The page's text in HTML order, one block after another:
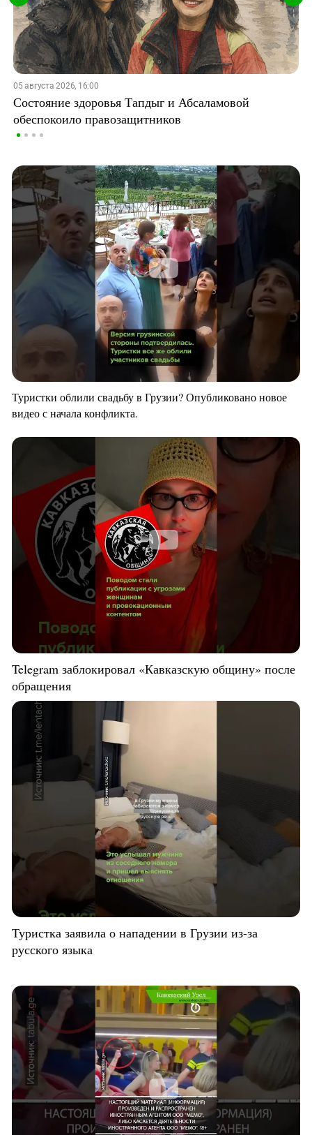
05 августа 2026, 16:00
Состояние здоровья Тапдыг и Абсаламовой
обеспокоило правозащитников
Туристки облили свадьбу в Грузии? Опубликовано новое
видео с начала конфликта.
Telegram заблокировал «Кавказскую общину» после
обращения
Туристка заявила о нападении в Грузии из-за
русского языка